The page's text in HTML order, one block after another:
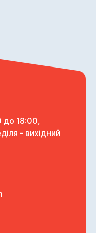
до 18:00,
- вихідний